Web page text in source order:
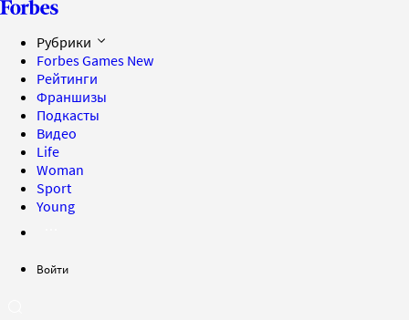
Рубрики
Forbes Games New
Рейтинги
Франшизы
Подкасты
Видео
Life
Woman
Sport
Young
Войти